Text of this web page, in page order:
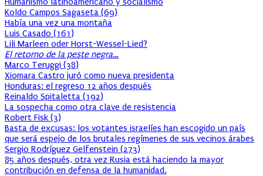
Koldo Campos Sagaseta (69)
Había una vez una montaña
Luis Casado (161)
Lili Marleen oder Horst-Wessel-Lied?
El retorno de la peste negra…
Marco Teruggi (38)
Xiomara Castro juró como nueva presidenta
Honduras: el regreso 12 años después
Reinaldo Spitaletta (192)
La sospecha como otra clave de resistencia
Robert Fisk (3)
Basta de excusas: los votantes israelíes han escogido un país
que será espejo de los brutales regímenes de sus vecinos árabes
Sergio Rodríguez Gelfenstein (273)
85 años después, otra vez Rusia está haciendo la mayor
contribución en defensa de la humanidad.